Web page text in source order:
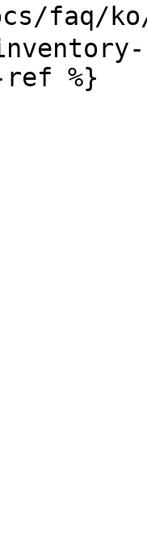
faq/
ref %}